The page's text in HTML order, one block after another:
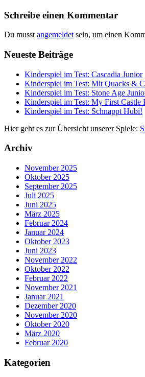
Schreibe einen Kommentar
Du musst angemeldet sein, um einen
Neueste Beiträge
Kinderspiel im Test: Cascadia Junior
Kinderspiel im Test: Mit Quacks &
Kinderspiel im Test: Stone Age
Kinderspiel im Test: My First Castle
Kinderspiel im Test: Schnappt Hubi!
Hier geht es zur Übersicht unserer Spiele:
Archiv
November 2025
Oktober 2025
September 2025
Juli 2025
Juni 2025
März 2025
Februar 2024
Januar 2024
Oktober 2023
Juni 2023
November 2022
Oktober 2022
Februar 2022
November 2021
Januar 2021
Dezember 2020
November 2020
Oktober 2020
März 2020
Februar 2020
Kategorien